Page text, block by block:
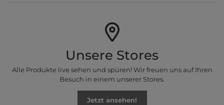
Unsere Stores
Alle Produkte live sehen und spüren! Wir freuen uns auf Ihren
Besuch in einem unserer Stores.
Jetzt ansehen!